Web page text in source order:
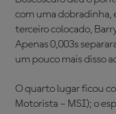
com uma dobradinha,
terceiro colocado,
Apenas 0,003s
um pouco mais disso
O quarto lugar ficou
Motorista – MSI); o